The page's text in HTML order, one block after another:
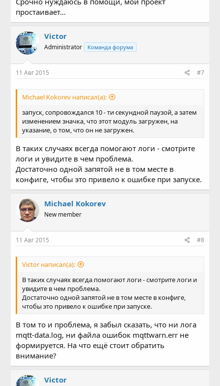
простаивает...
Victor
Administrator Команда форума
11 Авг 2015 #7
Michael Kokorev написал(а):
запуск, сопровождался 10 - ти секундной паузой, а затем
изменением значка, что этот модуль загружен, на
указание, о том, что он не загружен.
В таких случаях всегда помогают логи - смотрите
логи и увидите в чем проблема.
Достаточно одной запятой не в том месте в
конфиге, чтобы это привело к ошибке при запуске.
Michael Kokorev
New member
11 Авг 2015 #8
Victor написал(а):
В таких случаях всегда помогают логи - смотрите логи и
увидите в чем проблема.
Достаточно одной запятой не в том месте в конфиге,
чтобы это привело к ошибке при запуске.
В том то и проблема, я забыл сказать, что ни лога
mqtt-data.log, ни файла ошибок mqttwarn.err не
формируется. На что ещё стоит обратить
внимание?
Victor